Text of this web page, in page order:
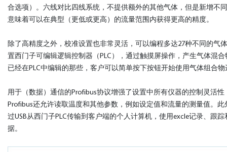
合选项）。六线对比四线系统，不提供额外的其他气体，但是新增不
意味着可以在典型（更低或更高）的流量范围内获得更高的精度。
除了高精度之外，校准设置也非常灵活，可以编程多达27种不同的气
置西门子可编辑逻辑控制器（PLC），通过触摸屏操作，产生气体混
已经在PLC中编辑的那些，客户可以简单按下按钮开始使用气体组合
用于（数据）通信的Profibus协议增强了设置中所有仪器的控制灵活
Profibus还允许读取温度和其他参数，例如设定值和流量的测量值。
过USB从西门子PLC传输到客户端的个人计算机，使用excle记录、跟
据。